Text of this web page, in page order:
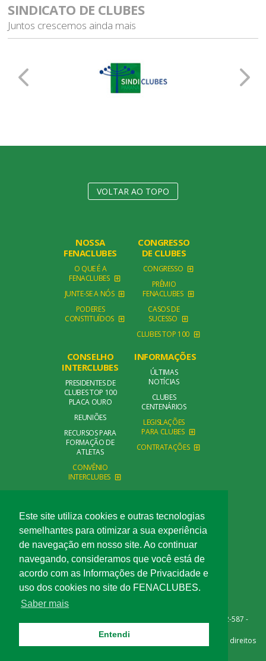
Este site utiliza cookies e outras tecnologias
semelhantes para otimizar a sua experiência
de navegação em nosso site. Ao continuar
navegando, consideramos que você está de
acordo com as Informações de Privacidade e
uso dos cookies no site do FENACLUBES.
Saber mais
Entendi
SINDICATO DE CLUBES
Juntos crescemos ainda mais
VOLTAR AO TOPO
NOSSA
FENACLUBES
O QUE É A
FENACLUBES
JUNTE-SE A NÓS
PODERES
CONSTITUÍDOS
CONGRESSO
DE CLUBES
CONGRESSO
PRÊMIO
FENACLUBES
CASOS DE
SUCESSO
CLUBES TOP 100
CONSELHO
INTERCLUBES
PRESIDENTES DE
CLUBES TOP 100
PLACA OURO
REUNIÕES
RECURSOS PARA
FORMAÇÃO DE
ATLETAS
CONVÊNIO
INTERCLUBES
INFORMAÇÕES
ÚLTIMAS
NOTÍCIAS
CLUBES
CENTENÁRIOS
LEGISLAÇÕES
PARA CLUBES
CONTRATAÇÕES
FALE CONOSCO
Rua Açaí, 540 - Bairro das Palmeiras - Campinas/SP - CEP 13092-587 -
Telefone: (19) 3291-1717
©Copyright Confederação Nacional dos Clubes, 2026 . Todos os direitos